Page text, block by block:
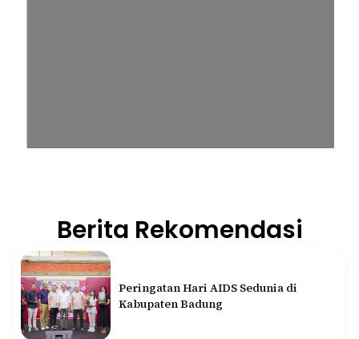
Berita Rekomendasi
Peringatan Hari AIDS Sedunia di
Kabupaten Badung